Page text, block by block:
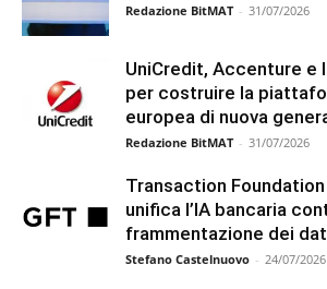
Redazione BitMAT - 31/07/2026
UniCredit, Accenture e
per costruire la
europea di nuova
Redazione BitMAT - 31/07/2026
Transaction
unifica l’IA bancaria
frammentazione dei
Stefano Castelnuovo - 24/07/2026